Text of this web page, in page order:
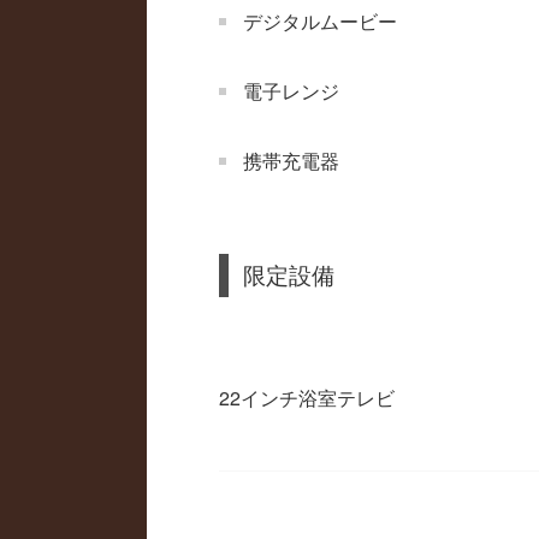
デジタルムービー
電子レンジ
携帯充電器
限定設備
22インチ浴室テレビ